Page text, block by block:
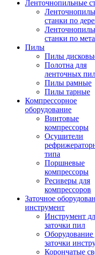
Ленточнопильные
станки по
станки по
Пилы
Пилы
Полотна для
ленточных
Пилы рамные
Пилы тарные
Компрессорное
оборудование
Винтовые
компрессоры
Осушители
типа
Поршневые
компрессоры
Ресиверы для
компрессоров
Заточное
инструмент
Инструмент
заточки пил
Оборудование
заточки
Корончатые